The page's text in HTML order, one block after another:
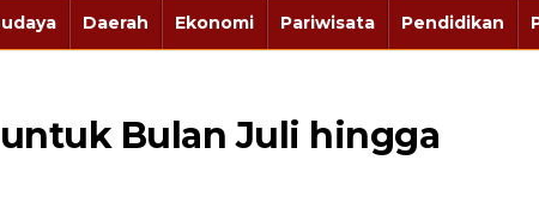
Daerah Ekonomi Pariwisata Pendidikan
Bulan Juli hingga